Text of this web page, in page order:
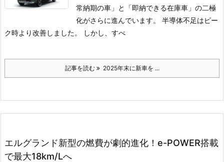
常納期の車」と「即納できる在庫車」の二極
化がさらに進んでいます。 半導体不足はピー
ク時より改善しました。 しかし、すべ
記事を読む 2025年末に新車を ...
エルグランド新型の燃費が劇的進化！e-POWER搭載
で最大18km/Lへ